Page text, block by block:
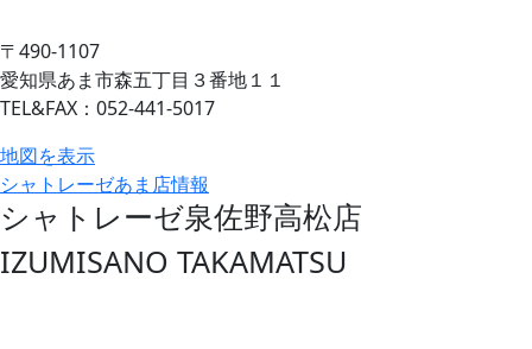
〒490-1107
愛知県あま市森五丁目３番地１１
TEL&FAX：052-441-5017
地図を表示
シャトレーゼあま店情報
シャトレーゼ泉佐野高松店
IZUMISANO TAKAMATSU